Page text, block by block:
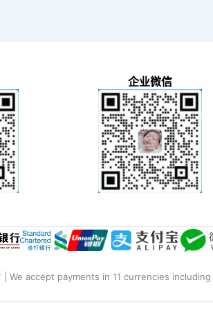
企业微信
| We accept payments in 11 currencies including